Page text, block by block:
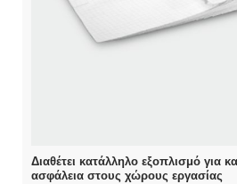
Διαθέτει κατάλληλο εξοπλισμό για
ασφάλεια στους χώρους εργασίας